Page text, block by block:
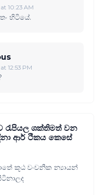
10:23 AM
හිටියේ.
12:53 PM
රැපියල ශක්තිමත් වන
ආර් ථිකය කෙසේ
කූඨ වංචනීක න්‍යායන්